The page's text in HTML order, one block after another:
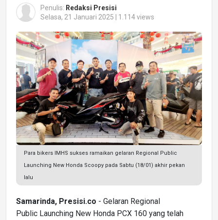
Penulis: Redaksi Presisi
Selasa, 21 Januari 2025 | 1.114 views
Para bikers IMHS sukses ramaikan gelaran Regional Public
Launching New Honda Scoopy pada Sabtu (18/01) akhir pekan
lalu
Samarinda, Presisi.co - Gelaran Regional
Public Launching New Honda PCX 160 yang telah